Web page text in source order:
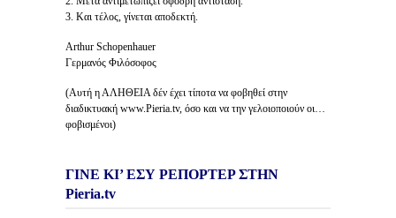
3. Και τέλος, γίνεται αποδεκτή.
Arthur Schopenhauer
Γερμανός Φιλόσοφος
(Αυτή η ΑΛΗΘΕΙΑ δέν έχει τίποτα να φοβηθεί στην
διαδικτυακή www.Pieria.tv, όσο και να την γελοιοποιούν οι…
φοβισμένοι)
ΓΙΝΕ ΚΙ’ ΕΣΥ ΡΕΠΟΡΤΕΡ ΣΤΗΝ
Pieria.tv